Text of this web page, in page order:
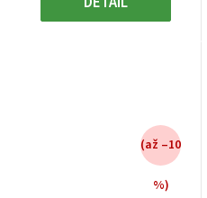
(až –10
%)